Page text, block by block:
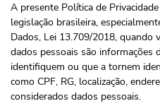
A presente Política de
legislação brasileira,
Dados, Lei 13.709/2018, quando
dados pessoais são informações
identifiquem ou que a tornem
como CPF, RG, localização,
considerados dados pessoais.